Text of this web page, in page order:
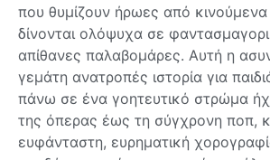
που θυμίζουν ήρωες από
δίνονται ολόψυχα σε
απίθανες παλαβομάρες. Αυτή η
γεμάτη ανατροπές ιστορία για
πάνω σε ένα γοητευτικό στρώμα
της όπερας έως τη σύγχρονη ποπ,
ευφάνταστη, ευρηματική